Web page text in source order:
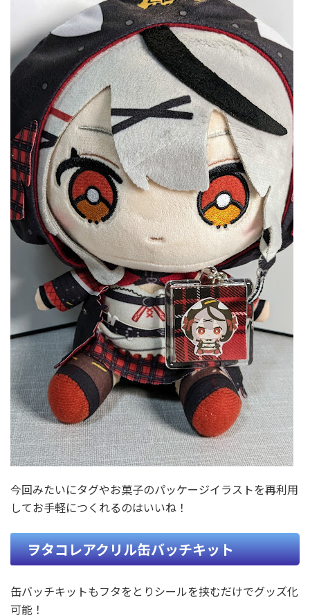
今回みたいにタグやお菓子のパッケージイラストを再利用
してお手軽につくれるのはいいね！
ヲタコレアクリル缶バッチキット
缶バッチキットもフタをとりシールを挟むだけでグッズ化
可能！